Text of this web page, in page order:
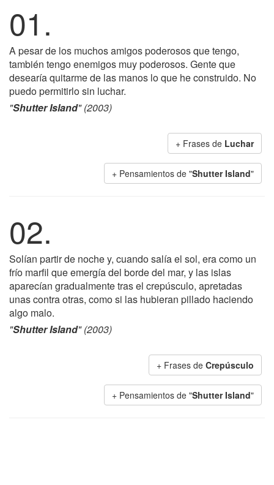
01.
A pesar de los muchos amigos poderosos que tengo,
también tengo enemigos muy poderosos. Gente que
desearía quitarme de las manos lo que he construido. No
puedo permitirlo sin luchar.
"Shutter Island" (2003)
+ Frases de Luchar
+ Pensamientos de "Shutter Island"
02.
Solían partir de noche y, cuando salía el sol, era como un
frío marfil que emergía del borde del mar, y las islas
aparecían gradualmente tras el crepúsculo, apretadas
unas contra otras, como si las hubieran pillado haciendo
algo malo.
"Shutter Island" (2003)
+ Frases de Crepúsculo
+ Pensamientos de "Shutter Island"